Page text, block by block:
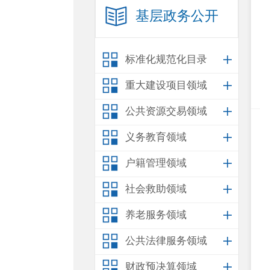
基层政务公开
标准化规范化目录
重大建设项目领域
公共资源交易领域
义务教育领域
户籍管理领域
社会救助领域
养老服务领域
公共法律服务领域
财政预决算领域